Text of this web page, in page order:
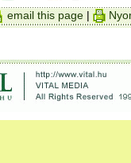
email this page |